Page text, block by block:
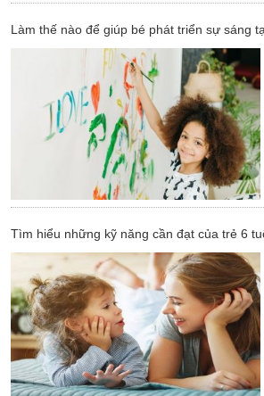
Làm thế nào để giúp bé phát triển sự sáng
Tìm hiểu những kỹ năng cần đạt của trẻ 6